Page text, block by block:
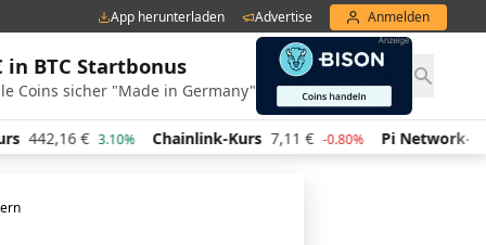
App herunterladen Advertise Anmelden
in BTC Startbonus
Coins sicher "Made in Germany"
442,16 € 3.10% Chainlink-Kurs 7,11 € -0.80% Pi Network-Kurs